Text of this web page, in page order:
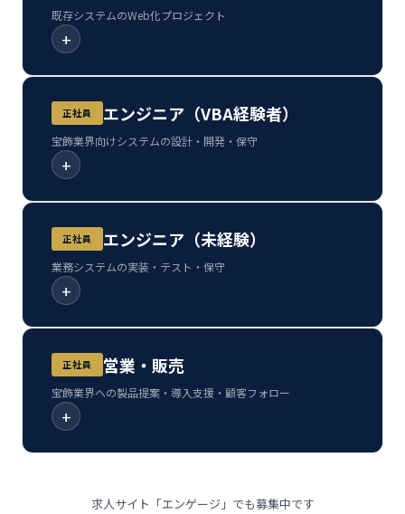
既存システムのWeb化プロジェクト
+
正社員 エンジニア（VBA経験者）
宝飾業界向けシステムの設計・開発・保守
+
正社員 エンジニア（未経験）
業務システムの実装・テスト・保守
+
正社員 営業・販売
宝飾業界への製品提案・導入支援・顧客フォロー
+
求人サイト「エンゲージ」でも募集中です